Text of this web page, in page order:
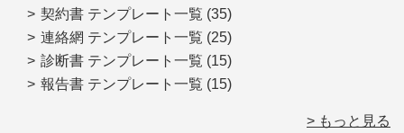
契約書 テンプレート一覧 (35)
連絡網 テンプレート一覧 (25)
診断書 テンプレート一覧 (15)
報告書 テンプレート一覧 (15)
> もっと見る